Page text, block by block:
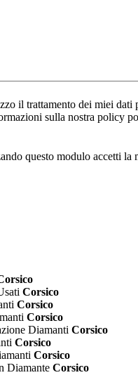
il trattamento dei miei dati
sulla nostra policy
questo modulo accetti la
Corsico
Corsico
Corsico
Diamanti Corsico
Corsico
Corsico
Diamante Corsico